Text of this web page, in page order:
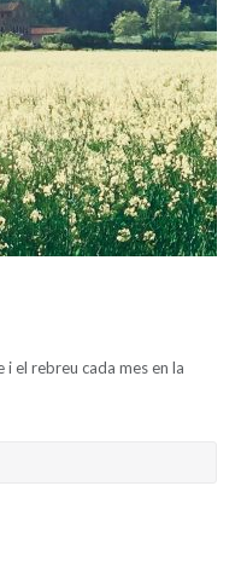
el rebreu cada mes en la